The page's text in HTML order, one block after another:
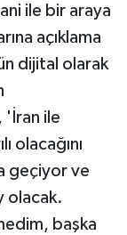
ile bir araya
açıklama
dijital olarak
'İran ile
olacağını
geçiyor ve
olacak.
başka